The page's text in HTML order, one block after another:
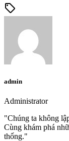
sell
admin
Administrator
"Chúng ta không
Cùng khám phá
thống."